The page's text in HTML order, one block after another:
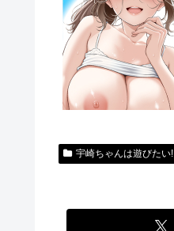
宇崎ちゃんは遊びたい!